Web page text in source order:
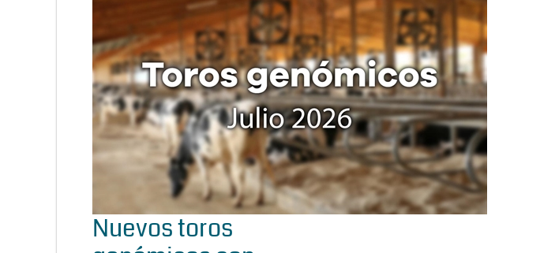
Nuevos toros